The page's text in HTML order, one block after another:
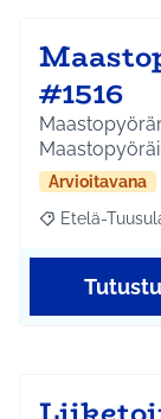
#1516
Arvioitavana
Rajaa tulokset
Etelä-
Tutustu